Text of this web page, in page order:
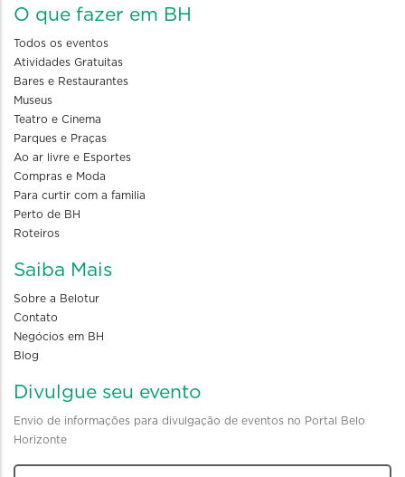
O que fazer em BH
Todos os eventos
Atividades Gratuitas
Bares e Restaurantes
Museus
Teatro e Cinema
Parques e Praças
Ao ar livre e Esportes
Compras e Moda
Para curtir com a familia
Perto de BH
Roteiros
Saiba Mais
Sobre a Belotur
Contato
Negócios em BH
Blog
Divulgue seu evento
Envio de informações para divulgação de eventos no Portal Belo
Horizonte